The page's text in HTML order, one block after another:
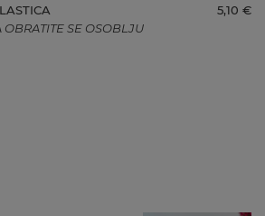
5,10 €
OBRATITE SE OSOBLJU